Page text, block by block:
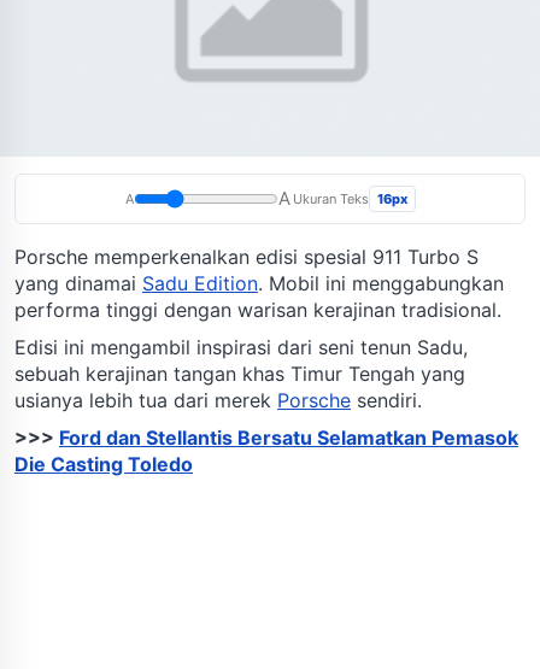
A A Ukuran Teks 16px
Porsche memperkenalkan edisi spesial 911 Turbo S
yang dinamai Sadu Edition. Mobil ini menggabungkan
performa tinggi dengan warisan kerajinan tradisional.
Edisi ini mengambil inspirasi dari seni tenun Sadu,
sebuah kerajinan tangan khas Timur Tengah yang
usianya lebih tua dari merek Porsche sendiri.
>>> Ford dan Stellantis Bersatu Selamatkan Pemasok
Die Casting Toledo